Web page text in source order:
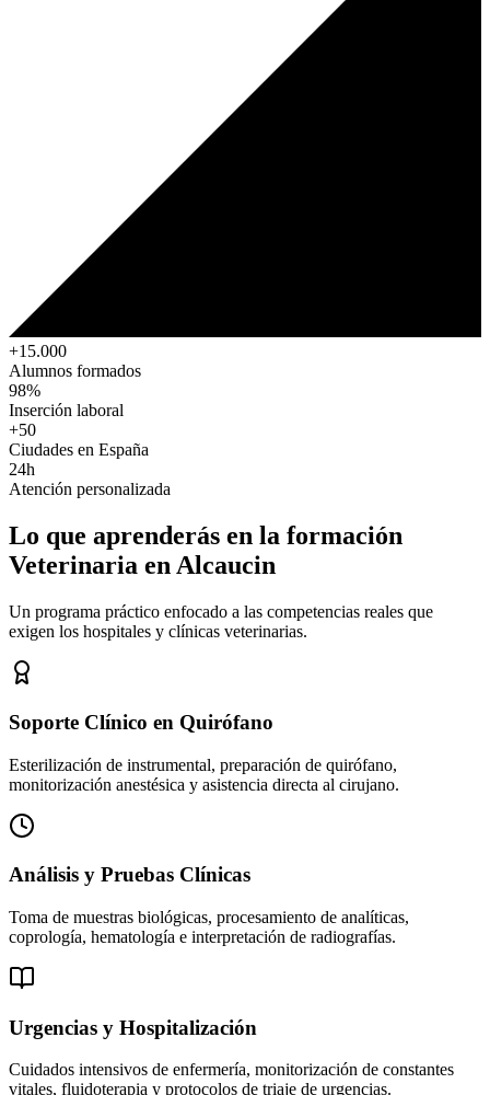
+15.000
Alumnos formados
98%
Inserción laboral
+50
Ciudades en España
24h
Atención personalizada
Lo que aprenderás en la formación
Veterinaria en Alcaucin
Un programa práctico enfocado a las competencias reales que
exigen los hospitales y clínicas veterinarias.
Soporte Clínico en Quirófano
Esterilización de instrumental, preparación de quirófano,
monitorización anestésica y asistencia directa al cirujano.
Análisis y Pruebas Clínicas
Toma de muestras biológicas, procesamiento de analíticas,
coprología, hematología e interpretación de radiografías.
Urgencias y Hospitalización
Cuidados intensivos de enfermería, monitorización de constantes
vitales, fluidoterapia y protocolos de triaje de urgencias.